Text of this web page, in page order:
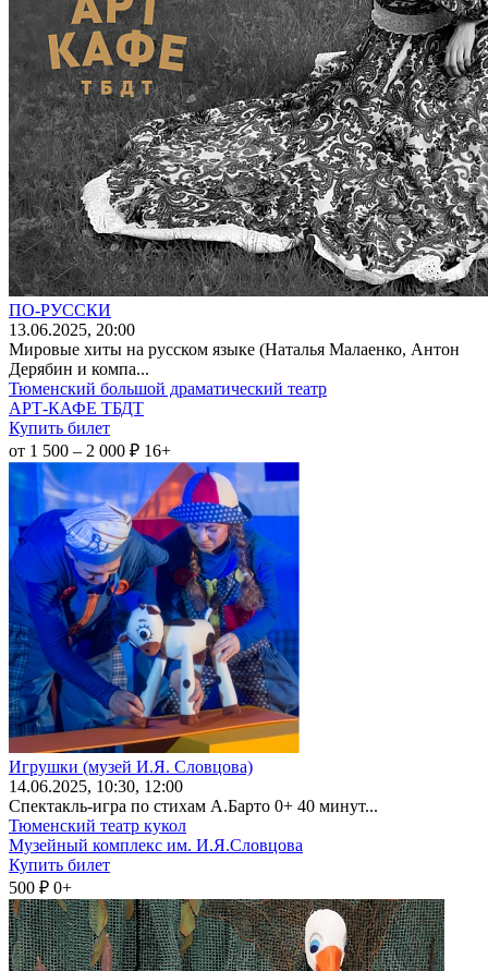
ПО-РУССКИ
13.06.2025, 20:00
Мировые хиты на русском языке (Наталья Малаенко, Антон
Дерябин и компа...
Тюменский большой драматический театр
АРТ-КАФЕ ТБДТ
Купить билет
от 1 500 – 2 000 ₽ 16+
Игрушки (музей И.Я. Словцова)
14.06.2025, 10:30, 12:00
Спектакль-игра по стихам А.Барто 0+ 40 минут...
Тюменский театр кукол
Музейный комплекс им. И.Я.Словцова
Купить билет
500 ₽ 0+